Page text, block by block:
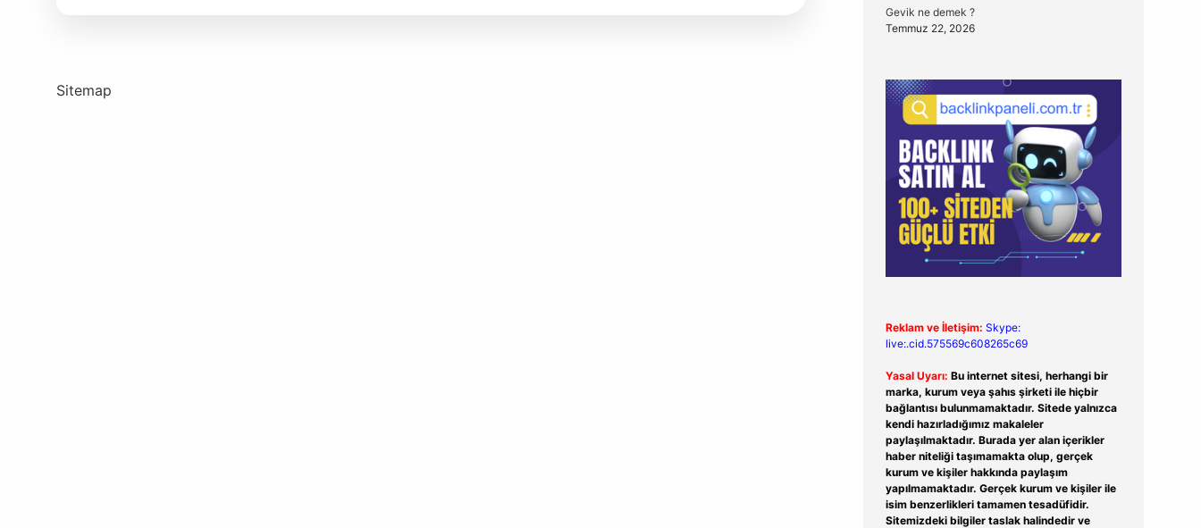
Sitemap
Gevik ne demek ?
Temmuz 22, 2026
Reklam ve İletişim: Skype:
live:.cid.575569c608265c69
Yasal Uyarı: Bu internet sitesi, herhangi bir
marka, kurum veya şahıs şirketi ile hiçbir
bağlantısı bulunmamaktadır. Sitede yalnızca
kendi hazırladığımız makaleler
paylaşılmaktadır. Burada yer alan içerikler
haber niteliği taşımamakta olup, gerçek
kurum ve kişiler hakkında paylaşım
yapılmamaktadır. Gerçek kurum ve kişiler ile
isim benzerlikleri tamamen tesadüfidir.
Sitemizdeki bilgiler taslak halindedir ve